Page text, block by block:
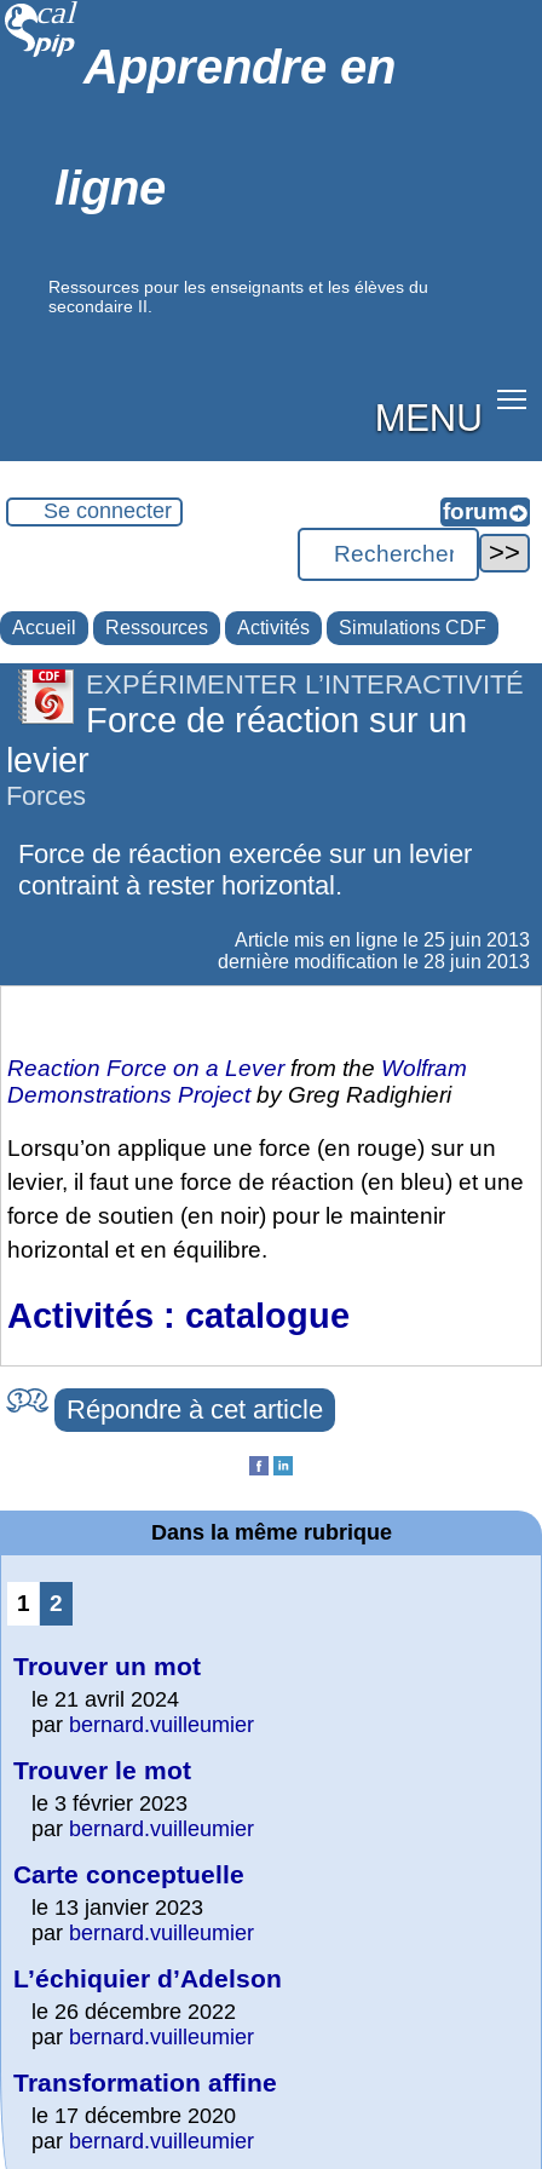
Apprendre en
ligne
Ressources pour les enseignants et les élèves du
secondaire II.
MENU
Se connecter
Accueil Ressources Activités Simulations CDF
EXPÉRIMENTER L’INTERACTIVITÉ
Force de réaction sur un
levier
Forces
Force de réaction exercée sur un levier
contraint à rester horizontal.
Article mis en ligne le 25 juin 2013
dernière modification le 28 juin 2013
Reaction Force on a Leverfrom the Wolfram
Demonstrations Projectby Greg Radighieri
Lorsqu’on applique une force (en rouge) sur un
levier, il faut une force de réaction (en bleu) et une
force de soutien (en noir) pour le maintenir
horizontal et en équilibre.
Activités : catalogue
Répondre à cet article
Dans la même rubrique
1 2
Trouver un mot
le 21 avril 2024
par bernard.vuilleumier
Trouver le mot
le 3 février 2023
par bernard.vuilleumier
Carte conceptuelle
le 13 janvier 2023
par bernard.vuilleumier
L’échiquier d’Adelson
le 26 décembre 2022
par bernard.vuilleumier
Transformation affine
le 17 décembre 2020
par bernard.vuilleumier